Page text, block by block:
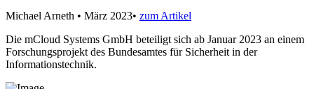
Michael Arneth • März 2023• zum Artikel
Die mCloud Systems GmbH beteiligt sich ab Januar 2023 an einem
Forschungsprojekt des Bundesamtes für Sicherheit in der
Informationstechnik.